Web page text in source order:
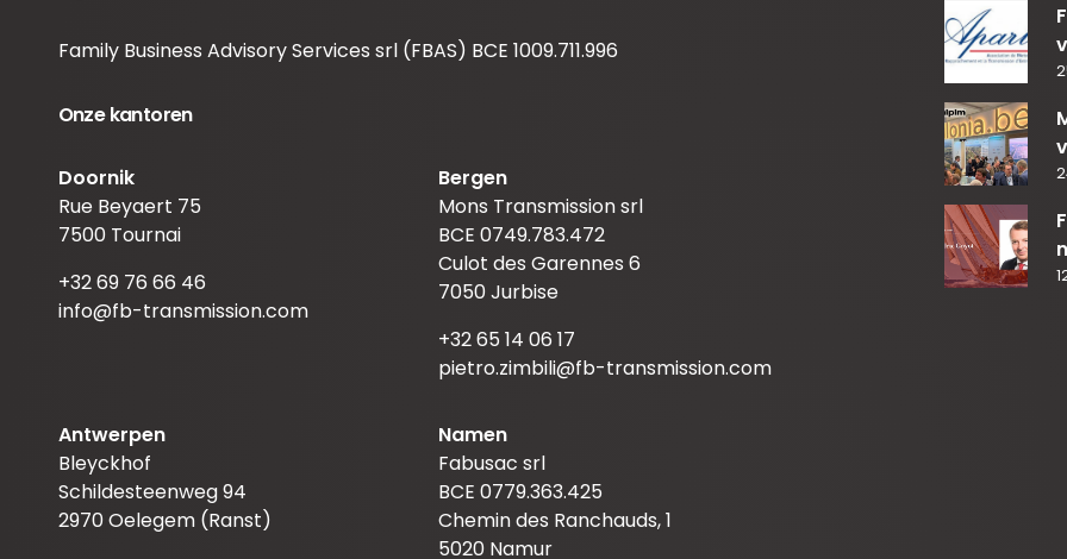
Family Business Advisory Services srl (FBAS) BCE 1009.711.996
Onze kantoren
Doornik
Rue Beyaert 75
7500 Tournai
+32 69 76 66 46
info@fb-transmission.com
Bergen
Mons Transmission srl
BCE 0749.783.472
Culot des Garennes 6
7050 Jurbise
+32 65 14 06 17
pietro.zimbili@fb-transmission.com
Antwerpen
Bleyckhof
Schildesteenweg 94
2970 Oelegem (Ranst)
Namen
Fabusac srl
BCE 0779.363.425
Chemin des Ranchauds, 1
5020 Namur